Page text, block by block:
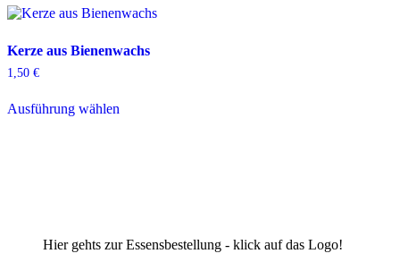
Kerze aus Bienenwachs
1,50 €
Ausführung wählenProdukt
auf
der
Hier gehts zur Essensbestellung - klick auf das Logo!